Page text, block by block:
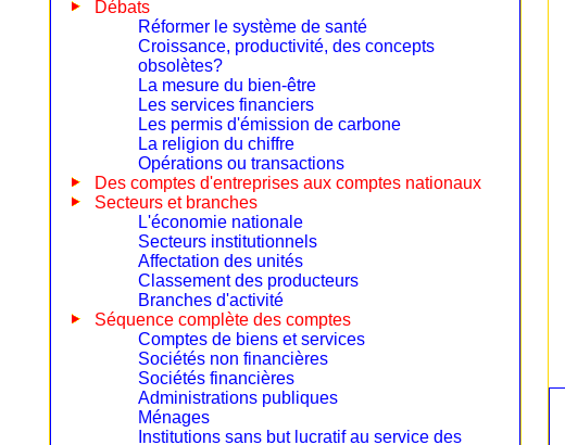
Débats
Réformer le système de santé
Croissance, productivité, des concepts
obsolètes?
La mesure du bien-être
Les services financiers
Les permis d'émission de carbone
La religion du chiffre
Opérations ou transactions
Des comptes d'entreprises aux comptes nationaux
Secteurs et branches
L'économie nationale
Secteurs institutionnels
Affectation des unités
Classement des producteurs
Branches d'activité
Séquence complète des comptes
Comptes de biens et services
Sociétés non financières
Sociétés financières
Administrations publiques
Ménages
Institutions sans but lucratif au service des